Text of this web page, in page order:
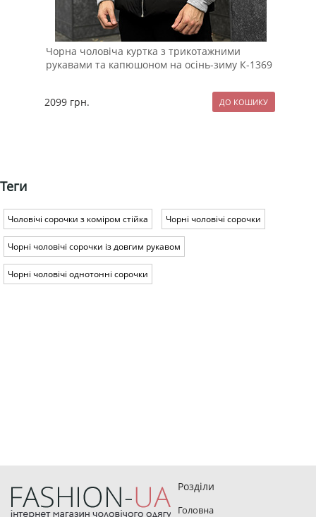
Чорна чоловіча куртка з трикотажними
рукавами та капюшоном на осінь-зиму К-1369
2099 грн.
Теги
Чоловічі сорочки з коміром стійка Чорні чоловічі сорочки
Чорні чоловічі сорочки із довгим рукавом
Чорні чоловічі однотонні сорочки
Розділи
Головна